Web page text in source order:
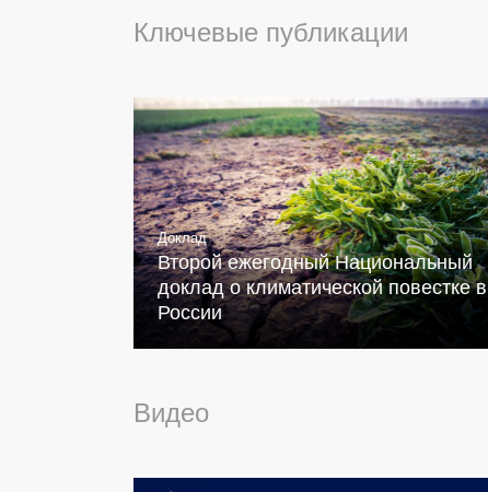
Ключевые публикации
Доклад
Второй ежегодный Национальный
доклад о климатической повестке в
России
Видео